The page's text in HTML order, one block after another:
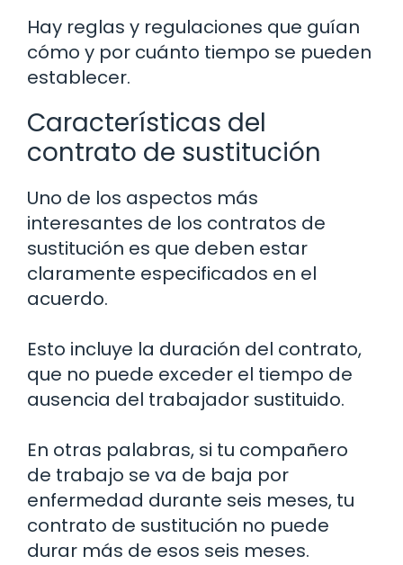
Hay reglas y regulaciones que guían
cómo y por cuánto tiempo se pueden
establecer.
Características del
contrato de sustitución
Uno de los aspectos más
interesantes de los contratos de
sustitución es que deben estar
claramente especificados en el
acuerdo.
Esto incluye la duración del contrato,
que no puede exceder el tiempo de
ausencia del trabajador sustituido.
En otras palabras, si tu compañero
de trabajo se va de baja por
enfermedad durante seis meses, tu
contrato de sustitución no puede
durar más de esos seis meses.